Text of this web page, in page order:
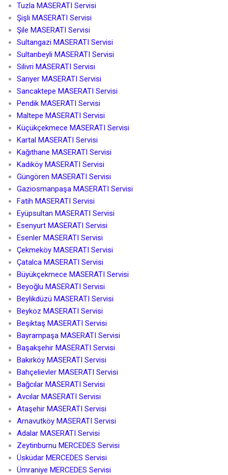
Tuzla MASERATI Servisi
Şişli MASERATI Servisi
Şile MASERATI Servisi
Sultangazi MASERATI Servisi
Sultanbeyli MASERATI Servisi
Silivri MASERATI Servisi
Sarıyer MASERATI Servisi
Sancaktepe MASERATI Servisi
Pendik MASERATI Servisi
Maltepe MASERATI Servisi
Küçükçekmece MASERATI Servisi
Kartal MASERATI Servisi
Kağıthane MASERATI Servisi
Kadıköy MASERATI Servisi
Güngören MASERATI Servisi
Gaziosmanpaşa MASERATI Servisi
Fatih MASERATI Servisi
Eyüpsultan MASERATI Servisi
Esenyurt MASERATI Servisi
Esenler MASERATI Servisi
Çekmeköy MASERATI Servisi
Çatalca MASERATI Servisi
Büyükçekmece MASERATI Servisi
Beyoğlu MASERATI Servisi
Beylikdüzü MASERATI Servisi
Beykoz MASERATI Servisi
Beşiktaş MASERATI Servisi
Bayrampaşa MASERATI Servisi
Başakşehir MASERATI Servisi
Bakırköy MASERATI Servisi
Bahçelievler MASERATI Servisi
Bağcılar MASERATI Servisi
Avcılar MASERATI Servisi
Ataşehir MASERATI Servisi
Arnavutköy MASERATI Servisi
Adalar MASERATI Servisi
Zeytinburnu MERCEDES Servisi
Üsküdar MERCEDES Servisi
Ümraniye MERCEDES Servisi